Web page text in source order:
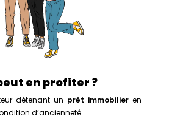
en profiter ?
détenant un prêt immobilier en
d’ancienneté.